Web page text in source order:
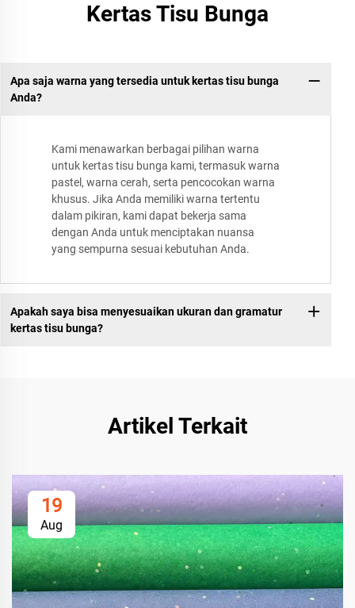
Kertas Tisu Bunga
Apa saja warna yang tersedia untuk kertas tisu bunga
Anda?
Kami menawarkan berbagai pilihan warna
untuk kertas tisu bunga kami, termasuk warna
pastel, warna cerah, serta pencocokan warna
khusus. Jika Anda memiliki warna tertentu
dalam pikiran, kami dapat bekerja sama
dengan Anda untuk menciptakan nuansa
yang sempurna sesuai kebutuhan Anda.
Apakah saya bisa menyesuaikan ukuran dan gramatur
kertas tisu bunga?
Artikel Terkait
19
Aug